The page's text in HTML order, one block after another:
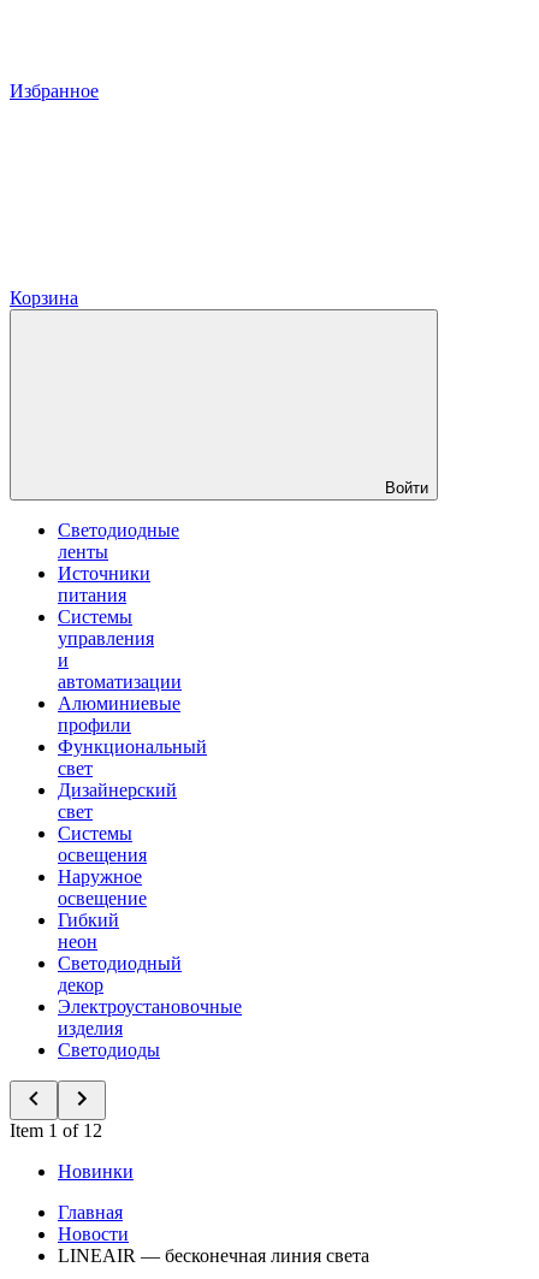
Избранное
Корзина
Войти
Светодиодные
ленты
Источники
питания
Системы
управления
и
автоматизации
Алюминиевые
профили
Функциональный
свет
Дизайнерский
свет
Системы
освещения
Наружное
освещение
Гибкий
неон
Светодиодный
декор
Электроустановочные
изделия
Светодиоды
Item 1 of 12
Новинки
Главная
Новости
LINEAIR — бесконечная линия света